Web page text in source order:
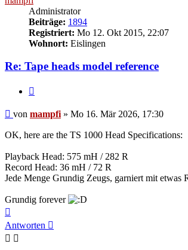
Administrator
Beiträge: 1894
Registriert: Mo 12. Okt 2015, 22:07
Wohnort: Eislingen
Re: Tape heads model reference
Beitrag
von mampfi » Mo 16. Mär 2026, 17:30
OK, here are the TS 1000 Head Specifications:
Playback Head: 575 mH / 282 R
Record Head: 36 mH / 72 R
Jede Menge Grundig Zeugs, garniert mit
Grundig forever
oben
Antworten